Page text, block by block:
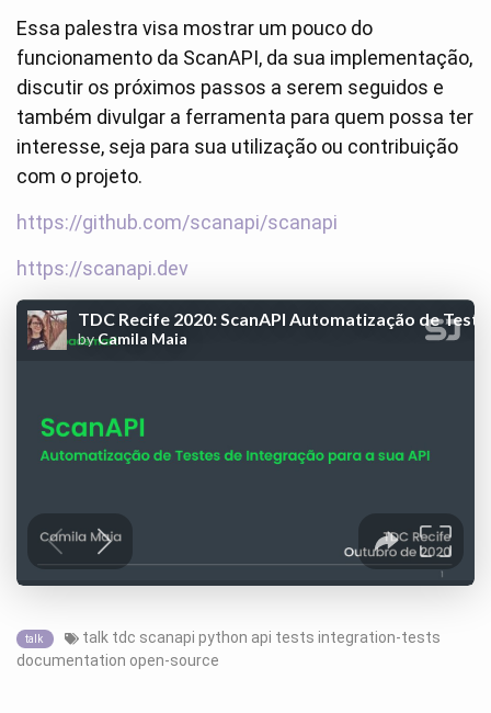
Essa palestra visa mostrar um pouco do
funcionamento da ScanAPI, da sua implementação,
discutir os próximos passos a serem seguidos e
também divulgar a ferramenta para quem possa ter
interesse, seja para sua utilização ou contribuição
com o projeto.
https://github.com/scanapi/scanapi
https://scanapi.dev
talk talk tdc scanapi python api tests integration-tests
documentation open-source